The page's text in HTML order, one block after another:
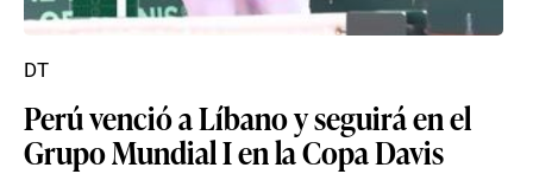
Perú venció a Líbano y seguirá en el
Grupo Mundial I en la Copa Davis
DT